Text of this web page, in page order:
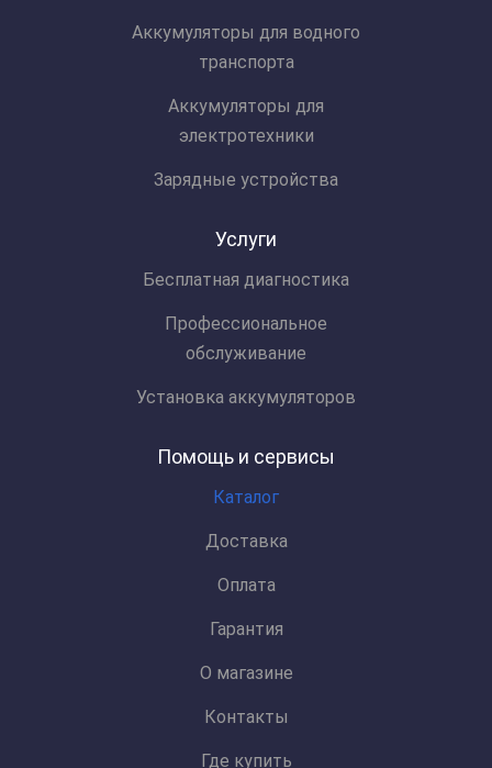
Аккумуляторы для водного
транспорта
Аккумуляторы для
электротехники
Зарядные устройства
Услуги
Бесплатная диагностика
Профессиональное
обслуживание
Установка аккумуляторов
Помощь и сервисы
Каталог
Доставка
Оплата
Гарантия
О магазине
Контакты
Где купить